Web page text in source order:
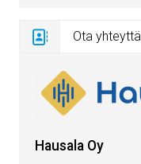
Ota yhteyttä
Hausala Oy